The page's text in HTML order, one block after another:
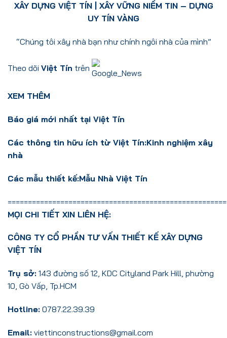
XÂY DỰNG VIỆT TÍN| XÂY VỮNG NIỀM TIN – DỰNG
UY TÍN VÀNG
“Chúng tôi xây nhà bạn như chính ngôi nhà của mình”
Theo dõi Việt Tín trên
XEM THÊM
Báo giá mới nhất tại Việt Tín
Các thông tin hữu ích từ Việt Tín:Kinh nghiệm xây
nhà
Các mẫu thiết kế:Mẫu Nhà Việt Tín
======================================================
MỌI CHI TIẾT XIN LIÊN HỆ:
CÔNG TY CỔ PHẦN TƯ VẤN THIẾT KẾ XÂY DỰNG
VIỆT TÍN
Trụ sở: 143 đường số 12, KDC Cityland Park Hill, phường
10, Gò Vấp, Tp.HCM
Hotline: 0787.22.39.39
Email: viettinconstructions@gmail.com